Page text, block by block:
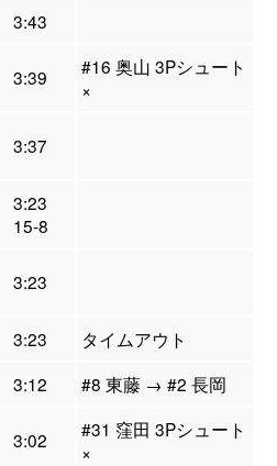
3:43
3:39
#16 奥山 3Pシュート
×
3:37
3:23
15-8
3:23
3:23
タイムアウト
3:12
#8 東藤 → #2 長岡
3:02
#31 窪田 3Pシュート
×